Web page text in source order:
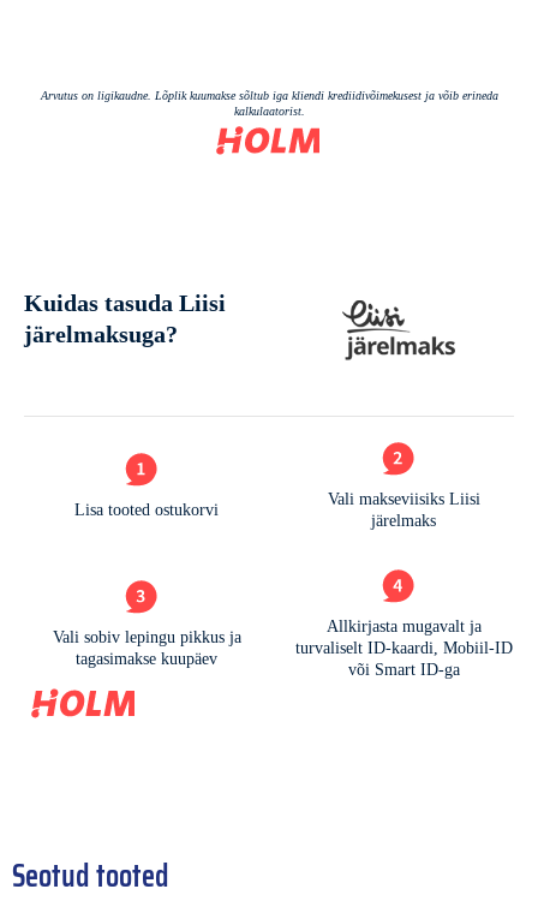
Seotud tooted